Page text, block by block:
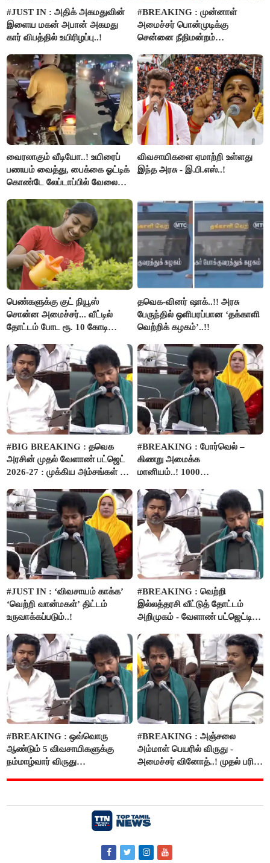
#JUST IN : அதிக் அகமதுவின்
இளைய மகன் அபான் அகமது
கார் விபத்தில் உயிரிழப்பு..!
#BREAKING : முன்னாள்
அமைச்சர் பொன்முடிக்கு
சென்னை நீதிமன்றம்
வைரலாகும் வீடியோ..! உயிரைப்
பணயம் வைத்து, பைக்கை ஓட்டிக்
கொண்டே லேப்டாப்பில் வேலை
விவசாயிகளை ஏமாற்றி உள்ளது
இந்த அரசு - இ.பி.எஸ்..!
பெண்களுக்கு குட் நியூஸ்
சொன்ன அமைச்சர்... வீட்டில்
தோட்டம் போட ரூ. 10 கோடி
தவெக-வினர் ஷாக்..!! அரசு
பேருந்தில் ஒளிபரப்பான ‘தக்காளி
வெற்றிக் கழகம்’..!!
#BIG BREAKING : தவெக
அரசின் முதல் வேளாண் பட்ஜெட்
2026-27 : முக்கிய அம்சங்கள் ஓர்
#BREAKING : போர்வெல் –
கிணறு அமைக்க
மானியம்..! 1000
பம்புசெட் வழங்கப்படும்..!
#JUST IN : ‘விவசாயம் காக்க’
‘வெற்றி வான்மகள்’ திட்டம்
உருவாக்கப்படும்..!
#BREAKING : வெற்றி
இல்லத்தரசி வீட்டுத் தோட்டம்
அறிமுகம் - வேளாண் பட்ஜெட்டில்
#BREAKING : ஒவ்வொரு
ஆண்டும் 5 விவசாயிகளுக்கு
நம்மாழ்வார் விருது
#BREAKING : அஞ்சலை
அம்மாள் பெயரில் விருது -
அமைச்சர் வினோத்..! முதல் பரிசு